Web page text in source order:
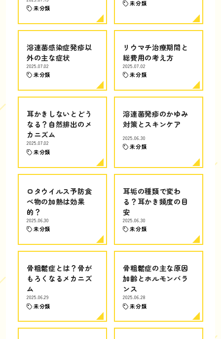
未分類
未分類
溶連菌感染症発疹以
外の主な症状
2025.07.02
未分類
リウマチ治療期間と
総費用の考え方
2025.07.02
未分類
耳かきしないとどう
なる？自然排出のメ
カニズム
2025.07.02
未分類
溶連菌発疹のかゆみ
対策とスキンケア
2025.06.30
未分類
ロタウイルス予防食
べ物の加熱は効果
的？
2025.06.30
未分類
耳垢の種類で変わ
る？耳かき頻度の目
安
2025.06.30
未分類
骨粗鬆症とは？骨が
もろくなるメカニズ
ム
2025.06.29
未分類
骨粗鬆症の主な原因
加齢とホルモンバラ
ンス
2025.06.28
未分類